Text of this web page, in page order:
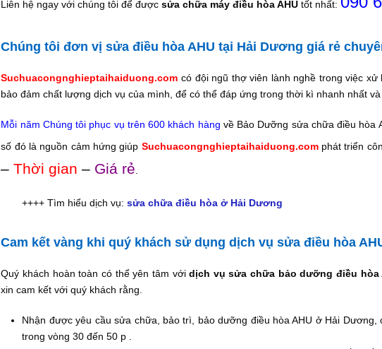
Liên hệ ngay với chúng tôi để đượcsửa chữa máy điều hòa AHU tốt nhất:
Chúng tôi đơn vị sửa điều hòa AHU tại Hải Dương giá rẻ
Suchuacongnghieptaihaiduong.com có đội ngũ thợ viên lành nghề trong việc
bảo đảm chất lượng dịch vụ của mình, để có thể đáp ứng trong thời kì nhanh nhất
Mỗi năm Chúng tôi phục vụ trên 600 khách hàng về Bảo Dưỡng sửa chữa điều hòa
số đó là nguồn cảm hứng giúp Suchuacongnghieptaihaiduong.com phát triển
–Thời gian– Giá rẻ
++++ Tìm hiểu dịch vụ:sửa chữa điều hòa ở Hải Dương
Cam kết vàng khi quý khách sử dụng dịch vụ sửa điều hòa
Quý khách hoàn toàn có thể yên tâm vớidịch vụ sửa chữa bảo dưỡng điều hòa
xin cam kết với quý khách rằng.
Nhận được yêu cầu sửa chữa, bảo trì, bảo dưỡng điều hòa AHU ở Hải Dương,
trong vòng 30 đến 50 p .